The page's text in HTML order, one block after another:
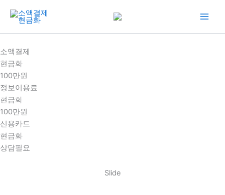
건
너
뛰
기
소액결제
현금화
100만원
정보이용료
현금화
100만원
신용카드
현금화
상담필요
Slide